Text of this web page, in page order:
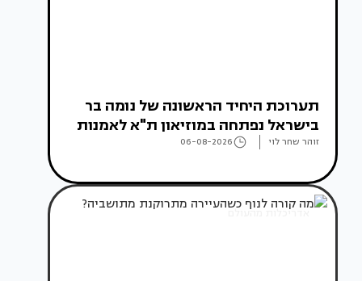
תערוכת היחיד הראשונה של נומה בר
בישראל נפתחה במוזיאון ת"א לאמנות
זוהר שחר לוי 06-08-2026
אדריכלות מהעולם